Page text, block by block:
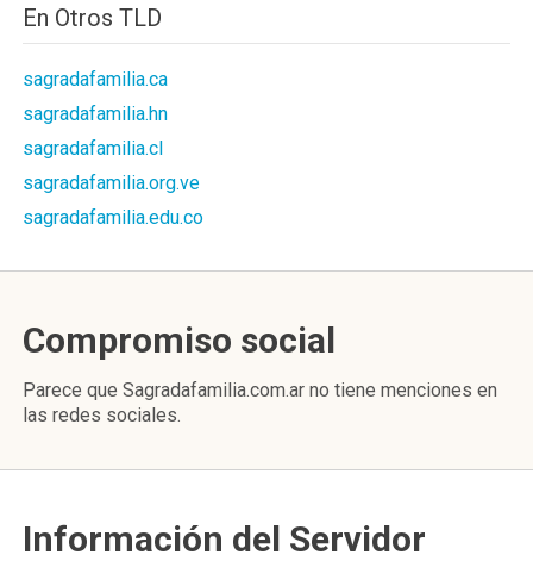
En Otros TLD
sagradafamilia.ca
sagradafamilia.hn
sagradafamilia.cl
sagradafamilia.org.ve
sagradafamilia.edu.co
Compromiso social
Parece que Sagradafamilia.com.ar no tiene menciones en
las redes sociales.
Información del Servidor